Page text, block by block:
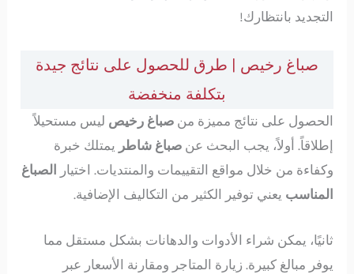
التجديد بانتظارك!
صباغ رخيص | طرق للحصول على نتائج جيدة
بتكلفة منخفضة
الحصول على نتائج مميزة منصباغ رخيص ليس مستحيلاً
إطلاقاً. أولاً، يجب البحث عنصباغ شاطر يمتلك خبرة
وكفاءة من خلال مواقع التقييمات والمنتديات. اختيار الصباغ
المناسب يعني توفير الكثير من التكاليف الإضافية.
ثانيًا، يمكن شراء الأدوات والدهانات بشكل مستقل مما
يوفر مبالغ كبيرة. زيارة المتاجر ومقارنة الأسعار عبر